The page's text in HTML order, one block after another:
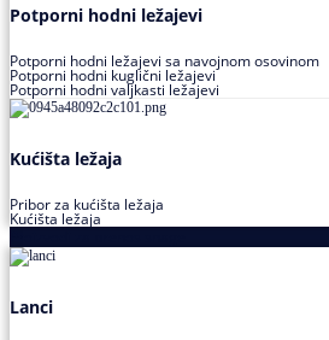
Potporni hodni ležajevi
Potporni hodni ležajevi sa navojnom osovinom
Potporni hodni kuglični ležajevi
Potporni hodni valjkasti ležajevi
Kućišta ležaja
Pribor za kućišta ležaja
Kućišta ležaja
Lanci